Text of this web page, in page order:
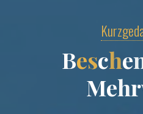
Besche
Mehr